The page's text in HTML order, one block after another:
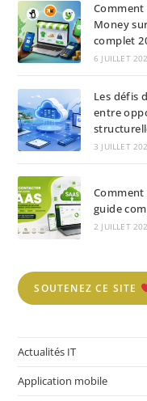
Comment
Money
complet
6 JUILLET
Les défis
entre
3 JUILLET
Comment
guide
2 JUILLET
SOUTENEZ CE SITE
Actualités IT
Application mobile